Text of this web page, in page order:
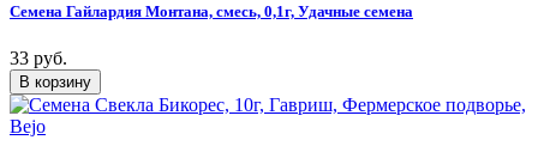
Семена Гайлардия Монтана, смесь, 0,1г, Удачные семена
33 руб.